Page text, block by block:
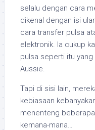
selalu dengan cara
dikenal dengan isi
cara transfer pulsa
elektronik. Ia cukup
pulsa seperti itu
Aussie.
Tapi di sisi lain,
kebiasaan
menenteng
kemana-mana…